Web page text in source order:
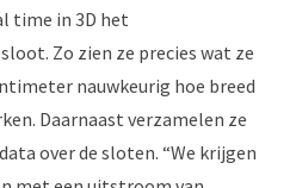
time in 3D het
Zo zien ze precies wat ze
nauwkeurig hoe breed
Daarnaast verzamelen ze
over de sloten. “We krijgen